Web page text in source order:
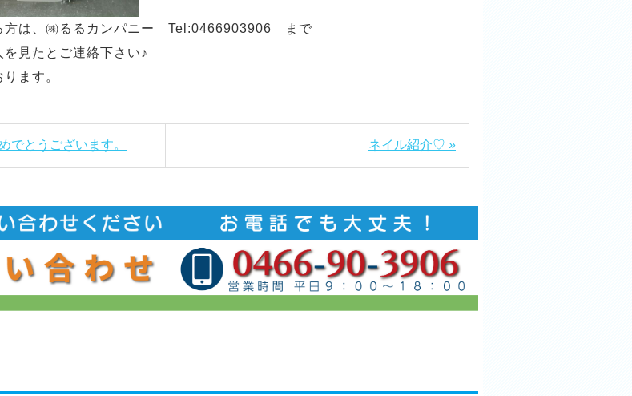
方は、㈱るるカンパニー Tel:0466903906 まで
見たとご連絡下さい♪
ます。
でとうございます。 ネイル紹介♡ »